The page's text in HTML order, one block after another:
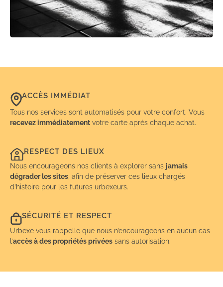
ACCÈS IMMÉDIAT
Tous nos services sont automatisés pour votre confort. Vous
recevez immédiatement votre carte après chaque achat.
RESPECT DES LIEUX
Nous encourageons nos clients à explorer sans jamais
dégrader les sites , afin de préserver ces lieux chargés
d’histoire pour les futures urbexeurs.
SÉCURITÉ ET RESPECT
Urbexe vous rappelle que nous n’encourageons en aucun cas
l’accès à des propriétés privées sans autorisation.